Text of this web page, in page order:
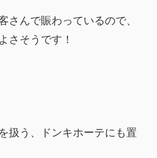
さんで賑わっているので、
さそうです！
扱う、ドンキホーテにも置